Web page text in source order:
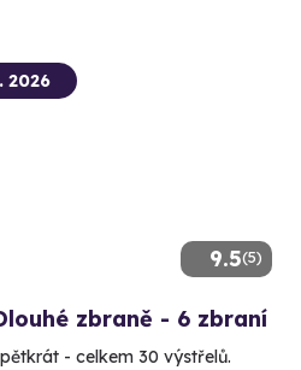
9.5(5)
2026
zbraně - 6 zbraní
- celkem 30 výstřelů.